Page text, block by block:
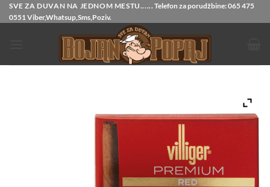
Прескочи
на
SVE ZA DUVAN NA JEDNOM MESTU...... Telefon za porudžbine:065 475
0551Viber,Whatsup,Sms,Poziv.